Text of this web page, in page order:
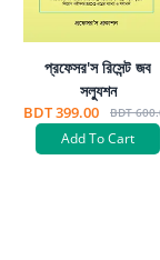
প্রফেসর'স রিসেন্ট জব
সল্যুশন
BDT 399.00 BDT
Add To Cart